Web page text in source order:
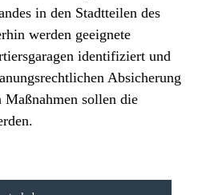
in den Stadtteilen des
werden geeignete
identifiziert und
Absicherung
Maßnahmen sollen die